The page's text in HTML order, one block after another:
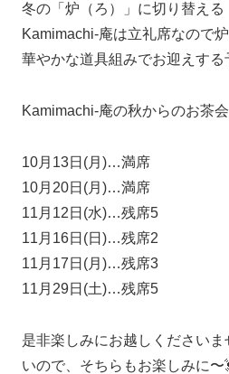
冬の「炉（ろ）」に切り替える
Kamimachi-庵は立礼席なので
華やかな道具組みでお迎えする
Kamimachi-庵の秋からのお茶会
10月13日(月)…満席
10月20日(月)…満席
11月12日(水)…残席5
11月16日(日)…残席2
11月17日(月)…残席3
11月29日(土)…残席5
是非楽しみにお越しください
いので、そちらもお楽しみに〜